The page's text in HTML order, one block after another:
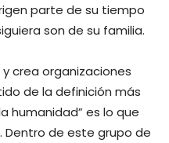
parte de su tiempo
son de su familia.
crea organizaciones
de la definición más
humanidad” es lo que
Dentro de este grupo de